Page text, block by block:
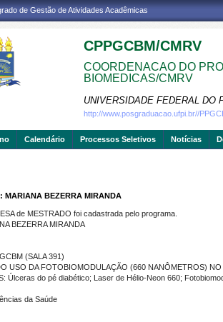
de Gestão de Atividades Acadêmicas
CPPGCBM/CMRV
COORDENACAO DO
BIOMEDICAS/CMRV
UNIVERSIDADE FEDERAL DO
http://www.posgraduacao.ufpi.br//
Calendário Processos Seletivos Notícias
MARIANA BEZERRA MIRANDA
de MESTRADO foi cadastrada pelo programa.
BEZERRA MIRANDA
(SALA 391)
USO DA FOTOBIOMODULAÇÃO (660 NANÔMETROS)
Úlceras do pé diabético; Laser de Hélio-Neon 660;
da Saúde